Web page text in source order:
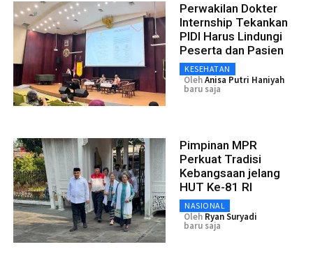
Perwakilan Dokter
Internship Tekankan
PIDI Harus Lindungi
Peserta dan Pasien
KESEHATAN
OlehAnisa Putri Haniyah
baru saja
Pimpinan MPR
Perkuat Tradisi
Kebangsaan jelang
HUT Ke-81 RI
NASIONAL
Oleh Ryan Suryadi
baru saja